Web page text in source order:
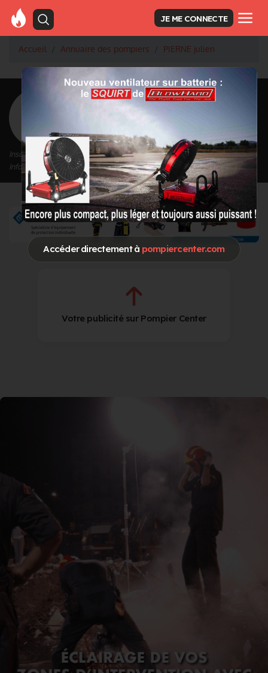
Accéder directement à pompiercenter.com
JE ME CONNECTE
Accueil Annuaire des pompiers PIERNE julien
<Retour à la liste des pompiers
PIERNE julien
Inscrit depuis le 13/01/2021 à 11:13
Informations mises à jour le 13/01/2021 à 11:14
Votre publicité sur Pompier Center